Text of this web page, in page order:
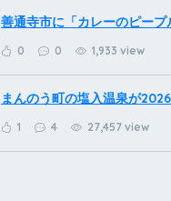
善通寺市に「カレーのピー
0 0 1,933 view
まんのう町の塩入温泉が
1 4 27,457 view